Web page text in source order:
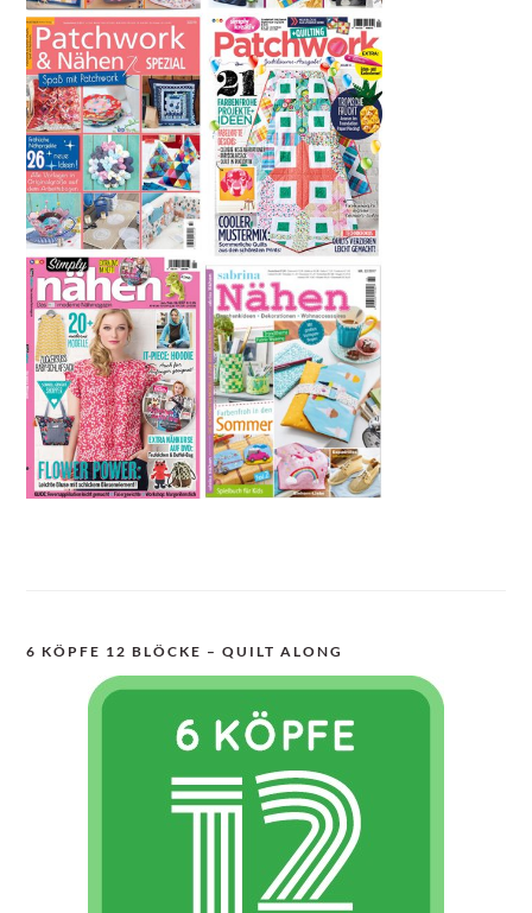
6 KÖPFE 12 BLÖCKE – QUILT ALONG